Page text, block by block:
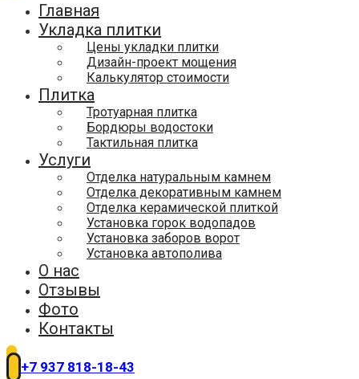
Главная
Укладка плитки
Цены укладки плитки
Дизайн-проект мощения
Калькулятор стоимости
Плитка
Тротуарная плитка
Бордюры водостоки
Тактильная плитка
Услуги
Отделка натуральным камнем
Отделка декоративным камнем
Отделка керамической плиткой
Установка горок водопадов
Установка заборов ворот
Установка автополива
О нас
Отзывы
Фото
Контакты
+7 937 818-18-43